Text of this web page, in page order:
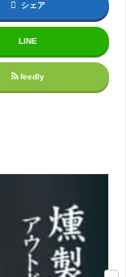
シェア
LINE
feedly